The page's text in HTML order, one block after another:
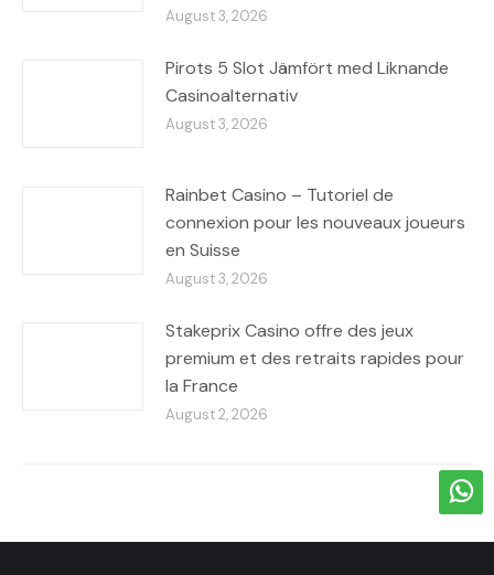
August 3, 2026
Pirots 5 Slot Jämfört med Liknande
Casinoalternativ
August 3, 2026
Rainbet Casino – Tutoriel de
connexion pour les nouveaux joueurs
en Suisse
August 3, 2026
Stakeprix Casino offre des jeux
premium et des retraits rapides pour
la France
August 2, 2026